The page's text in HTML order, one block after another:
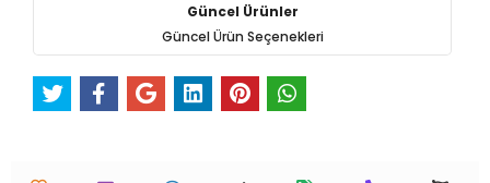
Güncel Ürünler
Güncel Ürün Seçenekleri